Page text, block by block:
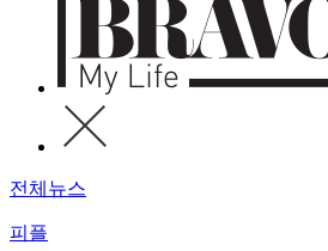
전체뉴스
피플